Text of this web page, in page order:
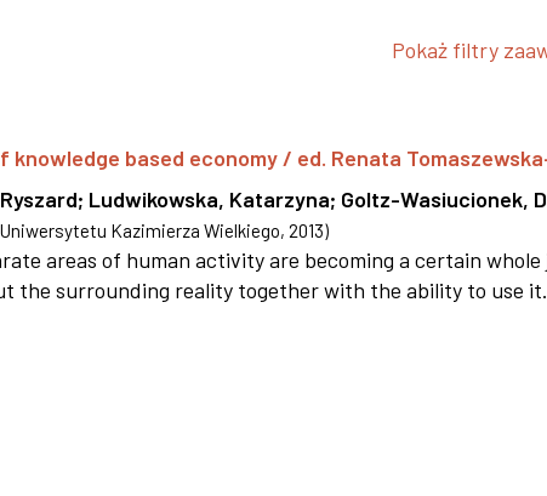
Pokaż filtry
based economy / ed. Renata
; Ludwikowska, Katarzyna; Goltz-Wasiucionek,
Kazimierza Wielkiego, 2013)
areas of human activity are becoming a certain whole
the surrounding reality together with the ability to use